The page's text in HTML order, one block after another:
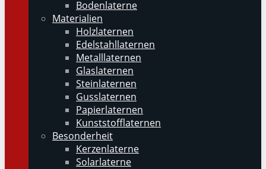
Bodenlaterne
Materialien
Holzlaternen
Edelstahllaternen
Metalllaternen
Glaslaternen
Steinlaternen
Gusslaternen
Papierlaternen
Kunststofflaternen
Besonderheit
Kerzenlaterne
Solarlaterne